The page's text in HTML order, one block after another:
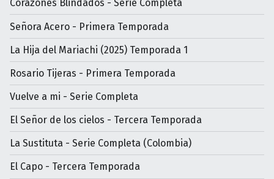
Corazones Blindados - Serie Completa
Señora Acero - Primera Temporada
La Hija del Mariachi (2025) Temporada 1
Rosario Tijeras - Primera Temporada
Vuelve a mi - Serie Completa
El Señor de los cielos - Tercera Temporada
La Sustituta - Serie Completa (Colombia)
El Capo - Tercera Temporada